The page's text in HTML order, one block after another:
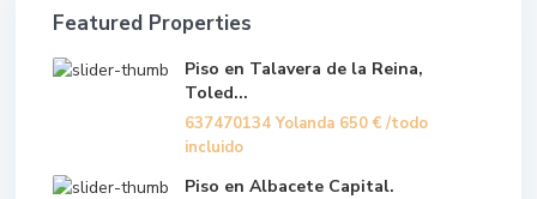
Featured Properties
Piso en Talavera de la Reina,
Toled...
637470134 Yolanda 650 € /todo
incluido
Piso en Albacete Capital.